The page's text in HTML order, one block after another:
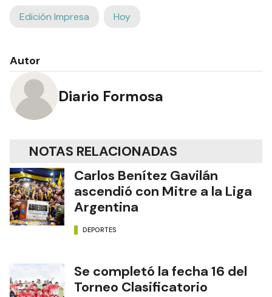
Edición Impresa Hoy
Autor
Diario Formosa
NOTAS RELACIONADAS
Carlos Benítez Gavilán
ascendió con Mitre a la Liga
Argentina
DEPORTES
Se completó la fecha 16 del
Torneo Clasificatorio